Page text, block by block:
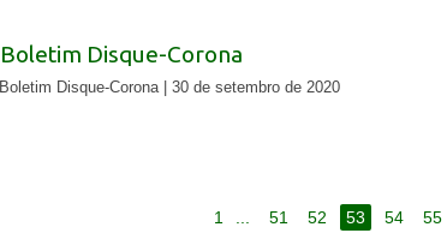
Boletim Disque-Corona
Boletim Disque-Corona | 30 de setembro de 2020
1 51 52 53 54 55